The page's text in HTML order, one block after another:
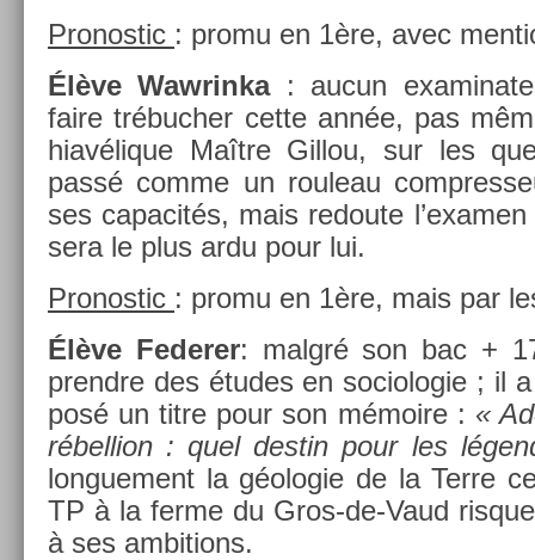
Pro­nos­tic : promu en 1ère, avec
Élève Waw­rinka : aucun
faire trébuch­er cette année, pas
hiavélique Maître Gil­lou, sur les
passé comme un rouleau
ses capacités, mais re­doute
sera le plus ardu pour lui.
Pro­nos­tic : promu en 1ère, mais par
Élève Feder­er: malgré son bac +
prendre des études en sociologie ; il
posé un titre pour son mémoire : «
rébell­ion : quel de­stin pour les
lon­gue­ment la géologie de la Terre
TP à la ferme du Gros-de-Vaud
à ses am­bi­tions.